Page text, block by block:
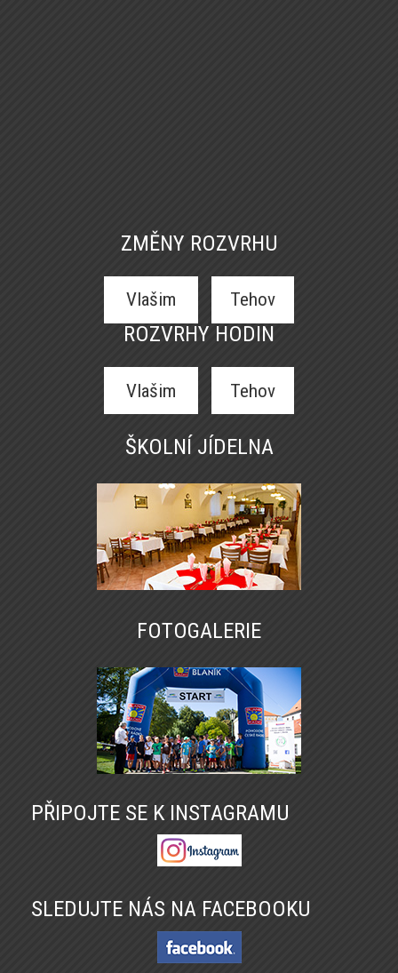
ZMĚNY ROZVRHU
Vlašim Tehov
ROZVRHY HODIN
Vlašim Tehov
ŠKOLNÍ JÍDELNA
FOTOGALERIE
PŘIPOJTE SE K INSTAGRAMU
SLEDUJTE NÁS NA FACEBOOKU